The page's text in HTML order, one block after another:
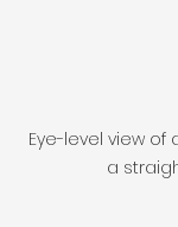
Eye-level view of
a